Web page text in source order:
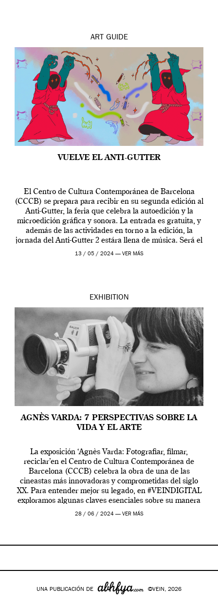
ART GUIDE
VUELVE EL ANTI-GUTTER
El Centro de Cultura Contemporánea de Barcelona
(CCCB) se prepara para recibir en su segunda edición al
Anti-Gutter, la feria que celebra la autoedición y la
microedición gráfica y sonora. La entrada es gratuita, y
además de las actividades en torno a la edición, la
jornada del Anti-Gutter 2 estára llena de música. Será el
[…]
13 / 05 / 2024 — VER MÁS
EXHIBITION
AGNÈS VARDA: 7 PERSPECTIVAS SOBRE LA
VIDA Y EL ARTE
La exposición ‘Agnès Varda: Fotografiar, filmar,
reciclar’en el Centro de Cultura Contemporánea de
Barcelona (CCCB) celebra la obra de una de las
cineastas más innovadoras y comprometidas del siglo
XX. Para entender mejor su legado, en #VEINDIGITAL
exploramos algunas claves esenciales sobre su manera
de entender la vida, el cine y el arte contemporáneo.
28 / 06 / 2024 — VER MÁS
UNA PUBLICACIÓN DE ©VEIN, 2026